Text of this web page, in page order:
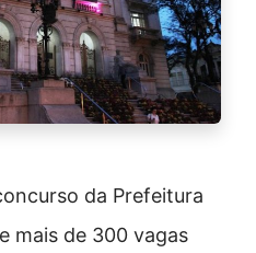
da Prefeitura
mais de 300 vagas